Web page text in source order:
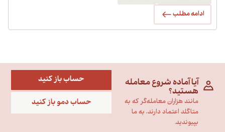
ادامه مطلب
آیا آماده شروع معامله
هستید؟
مانند هزاران معامله‌گر که به
متاگلد اعتماد دارند، به ما
بپیوندید.
حساب باز کنید
حساب دمو باز کنید